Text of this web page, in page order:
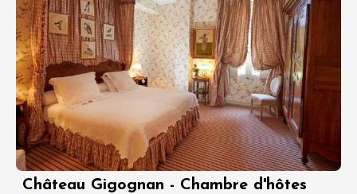
Château Gigognan - Chambre d'hôtes